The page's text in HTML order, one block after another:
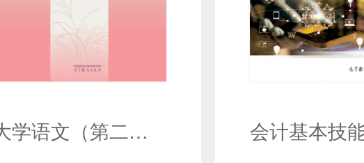
大学语文（第二版）